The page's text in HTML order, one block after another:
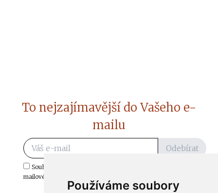
Používáme soubory
To nejzajímavější do Vašeho e-
mailu
Odebírat
Souhlasím s odběrem důležitých zpráv ze ČtiDoma.cz do mé e-
mailové schránky.